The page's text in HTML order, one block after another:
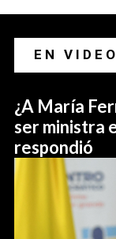
EN VIDEO
¿A María
ser ministra
respondió